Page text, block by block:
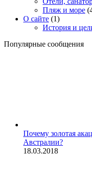
Пляж и море
О сайте (1)
История и
Популярные сообщения
Почему золотая
Австралии?
18.03.2018